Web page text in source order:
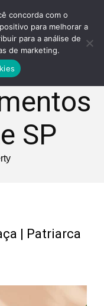
SP
| Patriarca
concorda com o
para melhorar a
para a análise de
de marketing.